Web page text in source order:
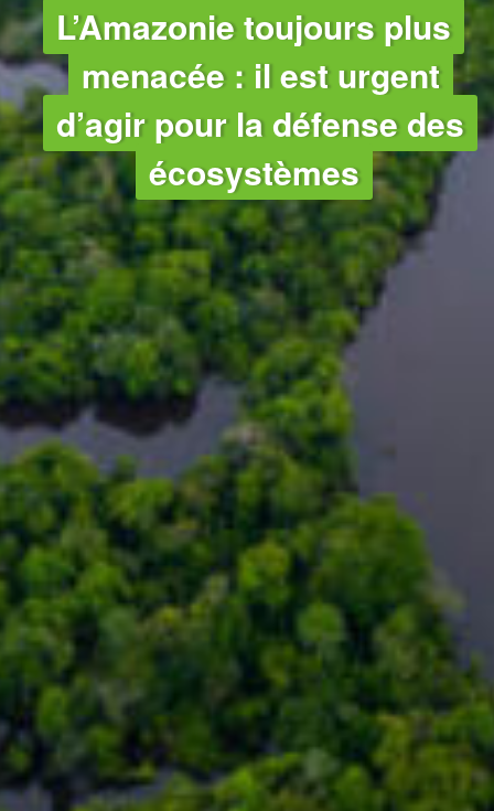
L’Amazonie toujours plus
menacée : il est urgent
d’agir pour la défense des
écosystèmes